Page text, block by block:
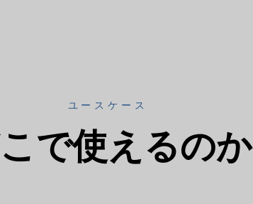
ユースケース
で使えるのか